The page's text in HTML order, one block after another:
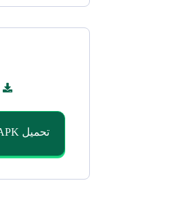
تحميل APK